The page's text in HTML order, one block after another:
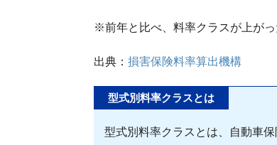
※前年と比べ、料率クラスが上が
出典： 損害保険料率算出機構
型式別料率クラスとは
型式別料率クラスとは、自動車